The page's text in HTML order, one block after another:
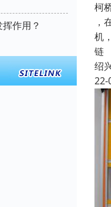
作用？
柯
，
机
链
绍
22-